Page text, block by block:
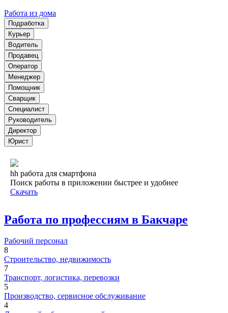
Работа из дома
Подработка
Курьер
Водитель
Продавец
Оператор
Менеджер
Помощник
Сварщик
Специалист
Руководитель
Директор
Юрист
hh работа для смартфона
Поиск работы в приложении быстрее и удобнее
Скачать
Работа по профессиям в Бакчаре
Рабочий персонал
8
Строительство, недвижимость
7
Транспорт, логистика, перевозки
5
Производство, сервисное обслуживание
4